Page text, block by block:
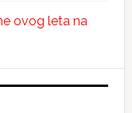
ovog leta na